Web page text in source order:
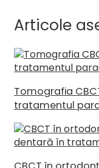
Articole
Tomografia
tratamentul